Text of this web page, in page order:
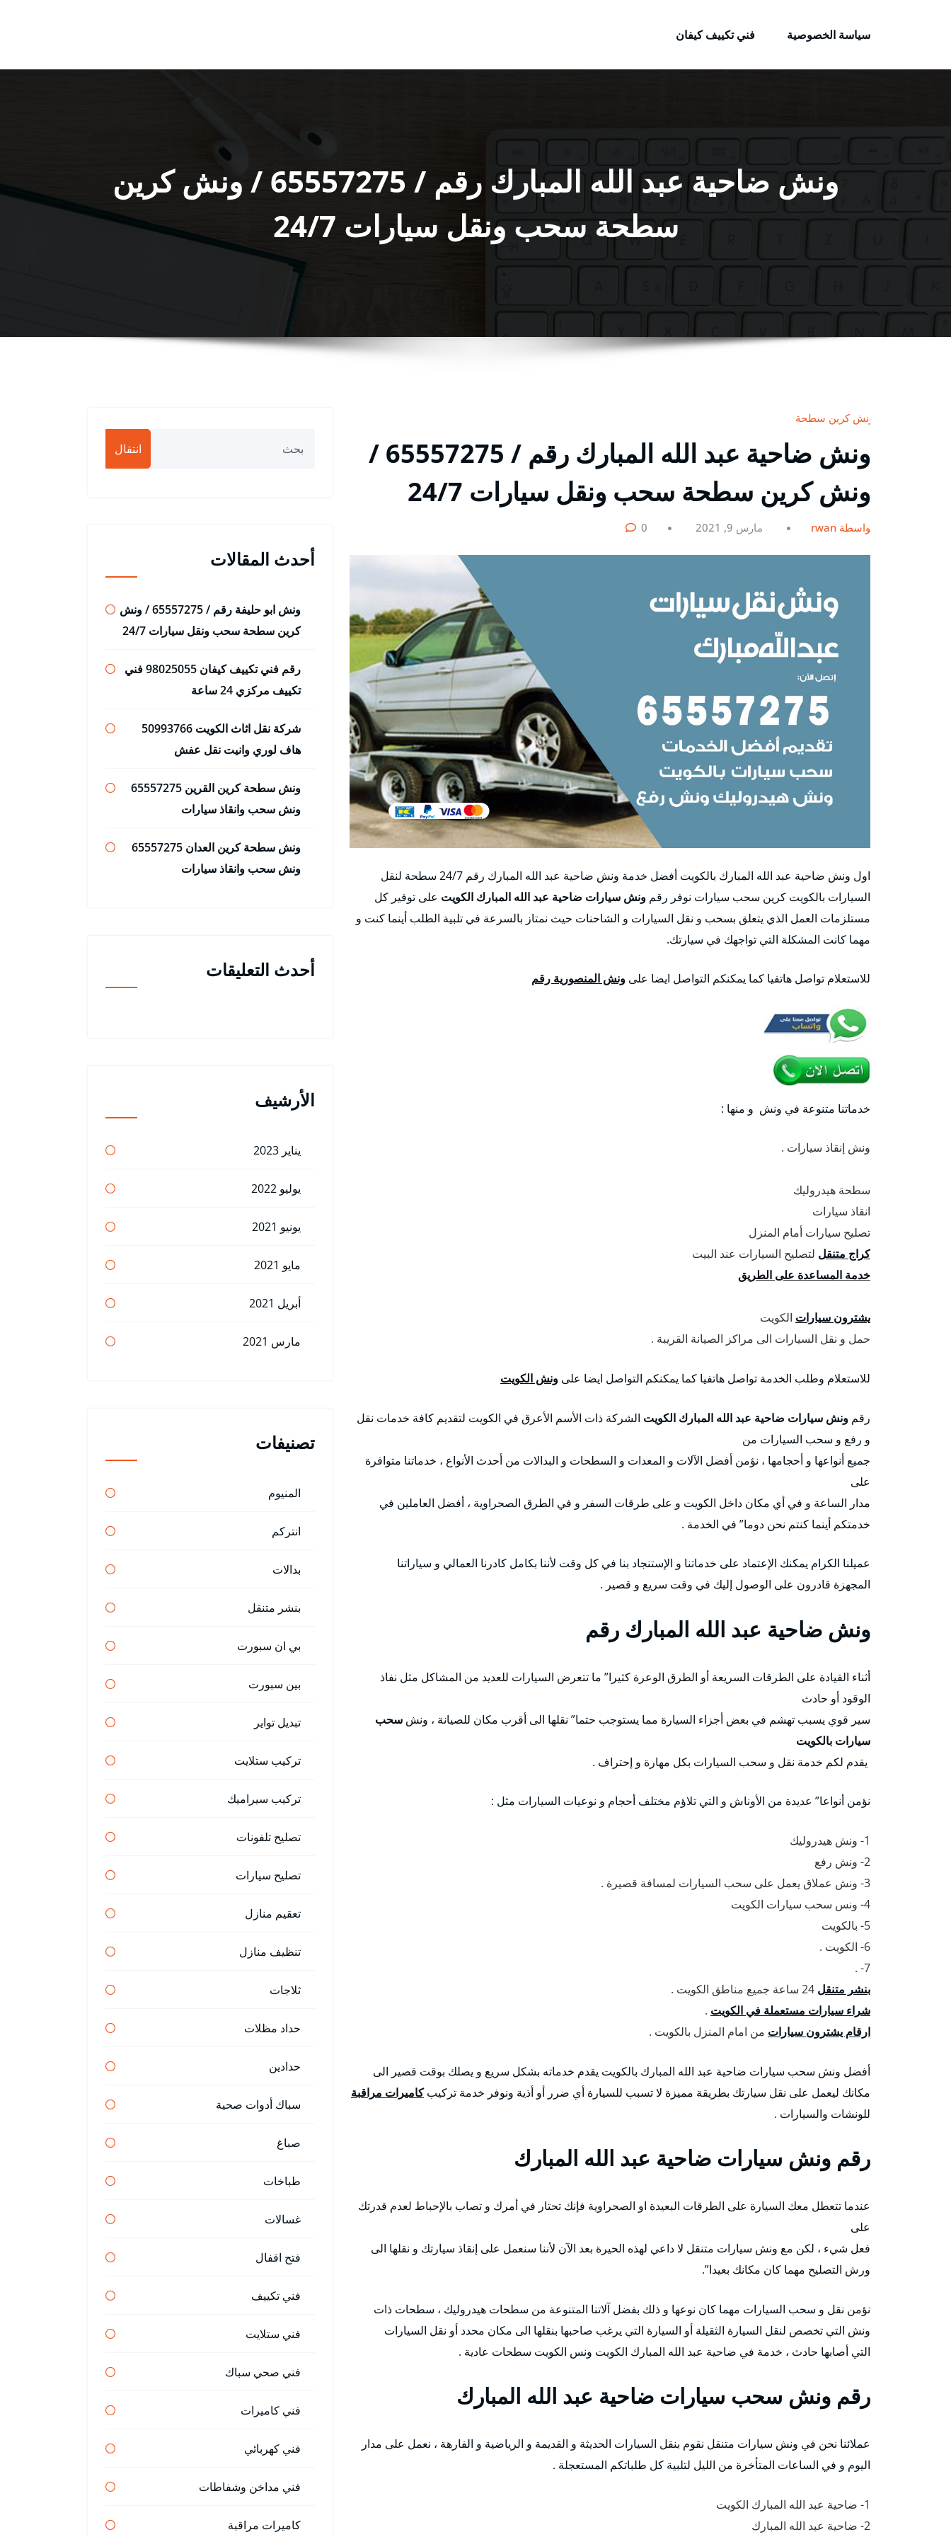
سياسة الخصوصية
فني تكييف كيفان
ونش ضاحية عبد الله المبارك رقم / 65557275 / ونش كرين
سطحة سحب ونقل سيارات 24/7
ونش كرين سطحة
ونش ضاحية عبد الله المبارك رقم / 65557275 /
ونش كرين سطحة سحب ونقل سيارات 24/7
بواسطة rwan مارس 9, 2021 0
اول ونش ضاحية عبد الله المبارك بالكويت أفضل خدمة ونش ضاحية عبد الله المبارك رقم 24/7 سطحة لنقل
السيارات بالكويت كرين سحب سيارات نوفر رقم ونش سيارات ضاحية عبد الله المبارك الكويت على توفير كل
مستلزمات العمل الذي يتعلق بسحب و نقل السيارات و الشاحنات حيث نمتاز بالسرعة في تلبية الطلب أينما كنت و
مهما كانت المشكلة التي تواجهك في سيارتك.
للاستعلام تواصل هاتفيا كما يمكنكم التواصل ايضا على ونش المنصورية رقم
خدماتنا متنوعة في ونش و منها :
ونش إنقاذ سيارات .
سطحة هيدروليك
انقاذ سيارات
تصليح سيارات أمام المنزل
كراج متنقل لتصليح السيارات عند البيت
خدمة المساعدة على الطريق
يشترون سيارات الكويت
حمل و نقل السيارات الى مراكز الصيانة القريبة .
للاستعلام وطلب الخدمة تواصل هاتفيا كما يمكنكم التواصل ايضا على ونش الكويت
رقم ونش سيارات ضاحية عبد الله المبارك الكويت الشركة ذات الأسم الأعرق في الكويت لتقديم كافة خدمات نقل
و رفع و سحب السيارات من
جميع أنواعها و أحجامها ، نؤمن أفضل الآلات و المعدات و السطحات و البدالات من أحدث الأنواع ، خدماتنا متوافرة
على
مدار الساعة و في أي مكان داخل الكويت و على طرقات السفر و في الطرق الصحراوية ، أفضل العاملين في
خدمتكم أينما كنتم نحن دوما” في الخدمة .
عميلنا الكرام يمكنك الإعتماد على خدماتنا و الإستنجاد بنا في كل وقت لأننا بكامل كادرنا العمالي و سياراتنا
المجهزة قادرون على الوصول إليك في وقت سريع و قصير .
ونش ضاحية عبد الله المبارك رقم
أثناء القيادة على الطرقات السريعة أو الطرق الوعرة كثيرا” ما تتعرض السيارات للعديد من المشاكل مثل نفاذ
الوقود أو حادث
سير قوي يسبب تهشم في بعض أجزاء السيارة مما يستوجب حتما” نقلها الى أقرب مكان للصيانة ، ونش سحب
سيارات بالكويت
يقدم لكم خدمة نقل و سحب السيارات بكل مهارة و إحتراف .
نؤمن أنواعا” عديدة من الأوناش و التي تلاؤم مختلف أحجام و نوعيات السيارات مثل :
1- ونش هيدروليك
2- ونش رفع
3- ونش عملاق يعمل على سحب السيارات لمسافة قصيرة .
4- ونس سحب سيارات الكويت
5- بالكويت
6- الكويت .
7- .
بنشر متنقل
شراء سيارات مستعملة في الكويت .
ارقام يشترون سيارات من امام المنزل بالكويت .
أفضل ونش سحب سيارات ضاحية عبد الله المبارك بالكويت يقدم خدماته بشكل سريع و يصلك بوقت قصير الى
مكانك ليعمل على نقل سيارتك بطريقة مميزة لا تسبب للسيارة أي ضرر أو أذية ونوفر خدمة تركيبكاميرات مراقبة
للونشات والسيارات .
رقم ونش سيارات ضاحية عبد الله المبارك
عندما تتعطل معك السيارة على الطرقات البعيدة او الصحراوية فإنك تحتار في أمرك و تصاب بالإحباط لعدم قدرتك
على
فعل شيء ، لكن مع ونش سيارات متنقل لا داعي لهذه الحيرة بعد الآن لأننا سنعمل على إنقاذ سيارتك و نقلها الى
ورش التصليح مهما كان مكانك بعيدا”.
نؤمن نقل و سحب السيارات مهما كان نوعها و ذلك بفضل آلاتنا المتنوعة من سطحات هيدروليك ، سطحات ذات
ونش التي تخصص لنقل السيارة الثقيلة أو السيارة التي يرغب صاحبها بنقلها الى مكان محدد أو نقل السيارات
التي أصابها حادث ، خدمة في ضاحية عبد الله المبارك الكويت ونس الكويت سطحات عادية .
رقم ونش سحب سيارات ضاحية عبد الله المبارك
عملائنا نحن في ونش سيارات متنقل نقوم بنقل السيارات الحديثة و القديمة و الرياضية و الفارهة ، نعمل على مدار
اليوم و في الساعات المتأخرة من الليل لتلبية كل طلباتكم المستعجلة .
1- ضاحية عبد الله المبارك الكويت
2- ضاحية عبد الله المبارك
انتقال
أحدث المقالات
ونش ابو حليفة رقم / 65557275 / ونش
كرين سطحة سحب ونقل سيارات 24/7
رقم فني تكييف كيفان 98025055 فني
تكييف مركزي 24 ساعة
شركة نقل اثاث الكويت 50993766
هاف لوري وانيت نقل عفش
ونش سطحة كرين القرين 65557275
ونش سحب وانقاذ سيارات
ونش سطحة كرين العدان 65557275
ونش سحب وانقاذ سيارات
أحدث التعليقات
الأرشيف
يناير 2023
يوليو 2022
يونيو 2021
مايو 2021
أبريل 2021
مارس 2021
تصنيفات
المنيوم
انتركم
بدالات
بنشر متنقل
بي ان سبورت
بين سبورت
تبديل تواير
تركيب ستلايت
تركيب سيراميك
تصليح تلفونات
تصليح سيارات
تعقيم منازل
تنظيف منازل
ثلاجات
حداد مظلات
حدادين
سباك أدوات صحية
صباغ
طباخات
غسالات
فتح اقفال
فني تكييف
فني ستلايت
فني صحي سباك
فني كاميرات
فني كهربائي
فني مداخن وشفاطات
كاميرات مراقبة